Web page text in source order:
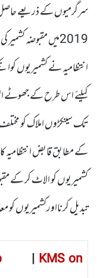
سرگرمیوں کے ذریعے حاصل
2019میں مقبوضہ
انتظامیہ نے کشمیریوں
کیلئے اس طرح کے جھوٹے
تک سینکڑوں املاک کو
کے مطابق قابض انتظامیہ
کشمیریوں کو الاٹ کر کے
تبدیل کرنااورکشمیریوں کو
| KMS on